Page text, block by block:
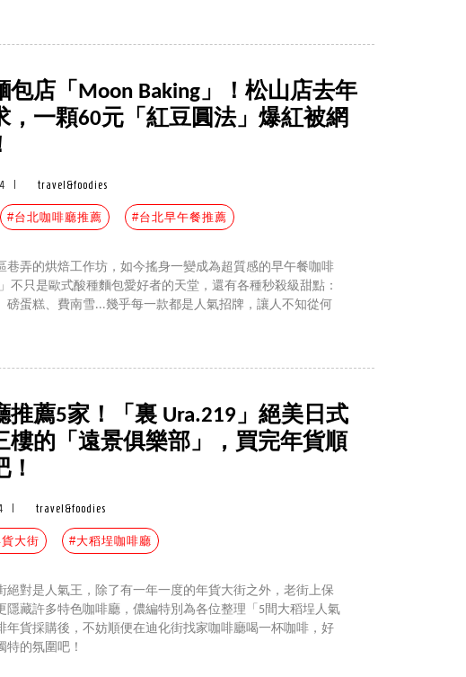
包店「Moon Baking」！松山店去年
，一顆60元「紅豆圓法」爆紅被網
travel&foodies
#台北咖啡廳推薦 #台北早午餐推薦
巷弄的烘焙工作坊，如今搖身一變成為超質感的早午餐咖啡
不只是歐式酸種麵包愛好者的天堂，還有各種秒殺級甜點：
磅蛋糕、費南雪...幾乎每一款都是人氣招牌，讓人不知從何
推薦5家！「裏 Ura.219」絕美日式
樓的「遠景俱樂部」，買完年貨順
travel&foodies
大街 #大稻埕咖啡廳
絕對是人氣王，除了有一年一度的年貨大街之外，老街上保
隱藏許多特色咖啡廳，儂編特別為各位整理「5間大稻埕人氣
年貨採購後，不妨順便在迪化街找家咖啡廳喝一杯咖啡，好
特的氛圍吧！